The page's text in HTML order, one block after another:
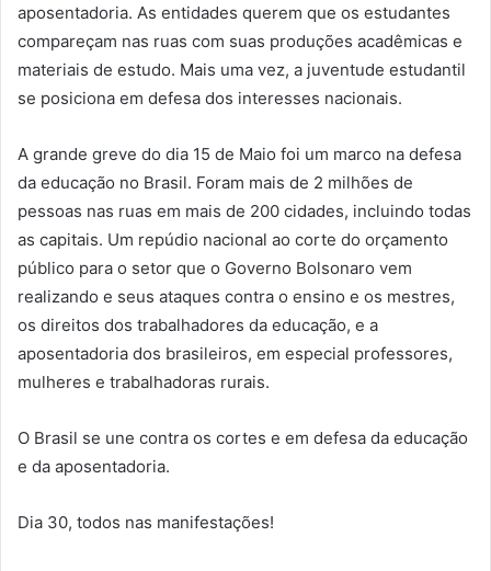
aposentadoria. As entidades querem que os estudantes
compareçam nas ruas com suas produções acadêmicas e
materiais de estudo. Mais uma vez, a juventude estudantil
se posiciona em defesa dos interesses nacionais.
A grande greve do dia 15 de Maio foi um marco na defesa
da educação no Brasil. Foram mais de 2 milhões de
pessoas nas ruas em mais de 200 cidades, incluindo todas
as capitais. Um repúdio nacional ao corte do orçamento
público para o setor que o Governo Bolsonaro vem
realizando e seus ataques contra o ensino e os mestres,
os direitos dos trabalhadores da educação, e a
aposentadoria dos brasileiros, em especial professores,
mulheres e trabalhadoras rurais.
O Brasil se une contra os cortes e em defesa da educação
e da aposentadoria.
Dia 30, todos nas manifestações!